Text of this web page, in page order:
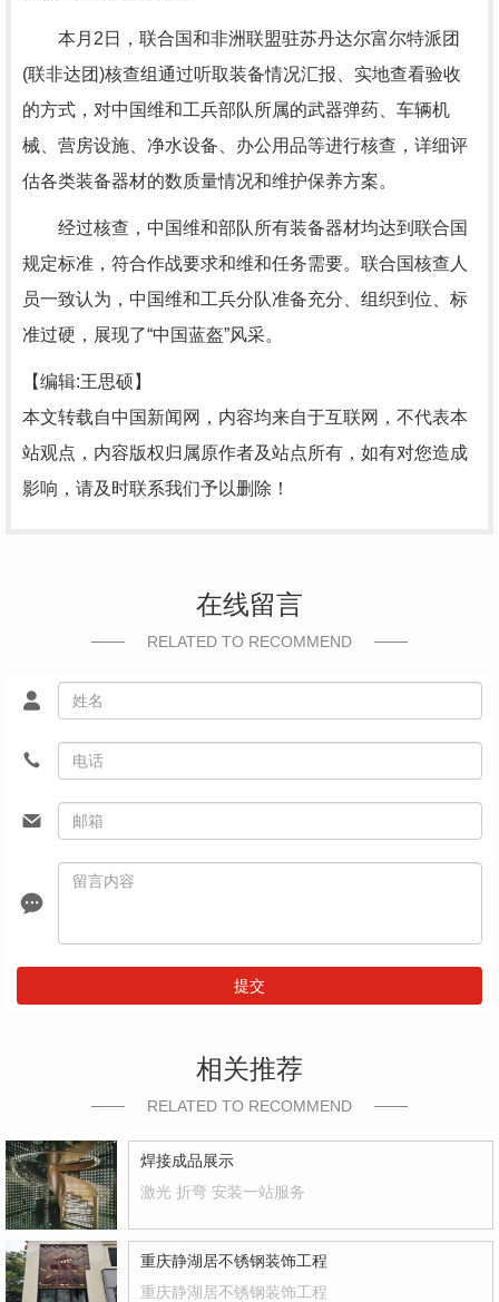
本月2日，联合国和非洲联盟驻苏丹达尔富尔特派团
(联非达团)核查组通过听取装备情况汇报、实地查看验收
的方式，对中国维和工兵部队所属的武器弹药、车辆机
械、营房设施、净水设备、办公用品等进行核查，详细评
估各类装备器材的数质量情况和维护保养方案。
经过核查，中国维和部队所有装备器材均达到联合国
规定标准，符合作战要求和维和任务需要。联合国核查人
员一致认为，中国维和工兵分队准备充分、组织到位、标
准过硬，展现了“中国蓝盔”风采。
【编辑:王思硕】
本文转载自中国新闻网，内容均来自于互联网，不代表本
站观点，内容版权归属原作者及站点所有，如有对您造成
影响，请及时联系我们予以删除！
在线留言
RELATED TO RECOMMEND
提交
相关推荐
RELATED TO RECOMMEND
焊接成品展示
激光 折弯 安装一站服务
重庆静湖居不锈钢装饰工程
重庆静湖居不锈钢装饰工程